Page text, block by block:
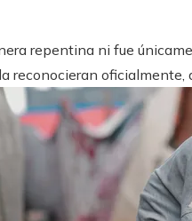
repentina ni fue
reconocieran oficialmente,